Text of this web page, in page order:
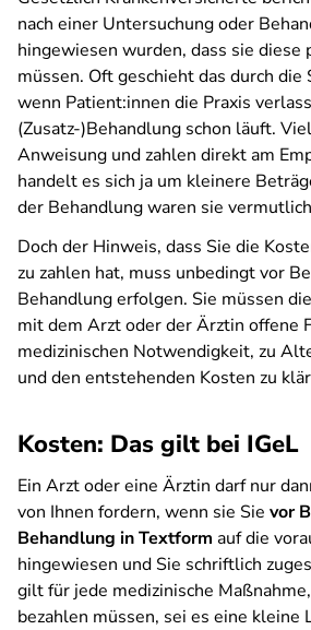
nach einer Untersuchung oder
hingewiesen wurden, dass sie diese
müssen. Oft geschieht das durch
wenn Patient:innen die Praxis
(Zusatz-)Behandlung schon läuft.
Anweisung und zahlen direkt am
handelt es sich ja um kleinere
der Behandlung waren sie
Doch der Hinweis, dass Sie die
zu zahlen hat, muss unbedingt vor
Behandlung erfolgen. Sie müssen
mit dem Arzt oder der Ärztin offene
medizinischen Notwendigkeit, zu
und den entstehenden Kosten zu
Kosten: Das gilt bei IGeL
Ein Arzt oder eine Ärztin darf nur
von Ihnen fordern, wenn sie Sie vor
Behandlung in Textform auf die
hingewiesen und Sie schriftlich
gilt für jede medizinische
bezahlen müssen, sei es eine kleine